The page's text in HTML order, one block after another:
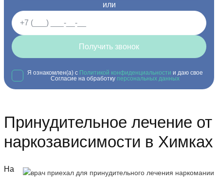
или
Получить звонок
Я ознакомлен(а) с Политикой конфиденциальности и даю свое
Согласие на обработку персональных данных
Принудительное лечение от
наркозависимости в Химках
На